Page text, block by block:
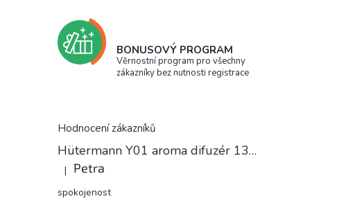
BONUSOVÝ PROGRAM
Věrnostní program pro všechny
zákazníky bez nutnosti registrace
Hodnocení zákazníků
Hütermann Y01 aroma difuzér 130ml světlé dřevo - ultrazvukový, USB.
Hodnocení produktu je 5 z 5 hvězdiček.
| Petra
spokojenost